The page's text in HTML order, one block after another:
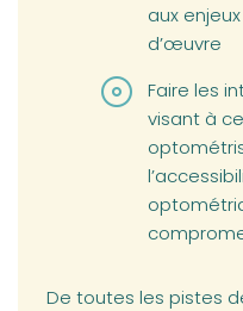
aux
d’œuvre
Faire les
visant à
De toutes les pistes